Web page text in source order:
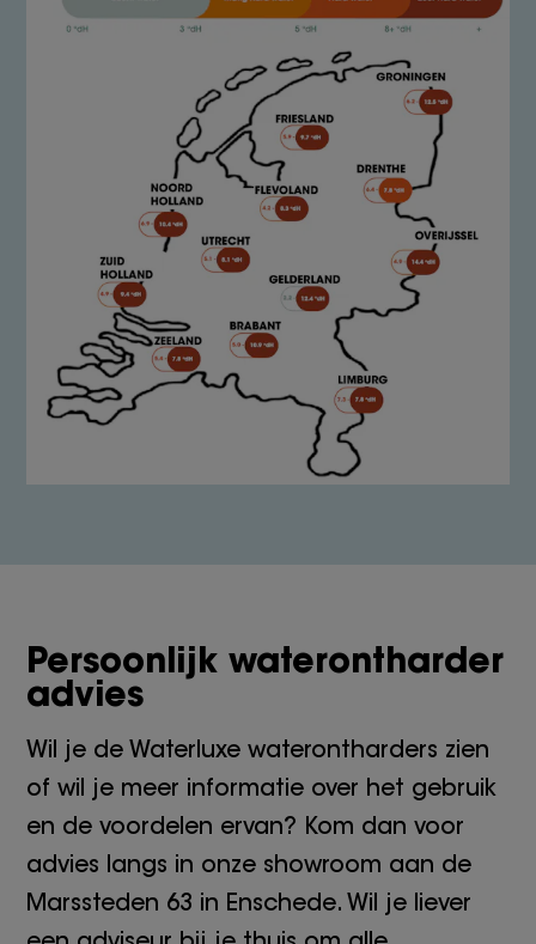
Persoonlijk waterontharder
advies
Wil je de Waterluxe waterontharders zien
of wil je meer informatie over het gebruik
en de voordelen ervan? Kom dan voor
advies langs in onze showroom aan de
Marssteden 63 in Enschede. Wil je liever